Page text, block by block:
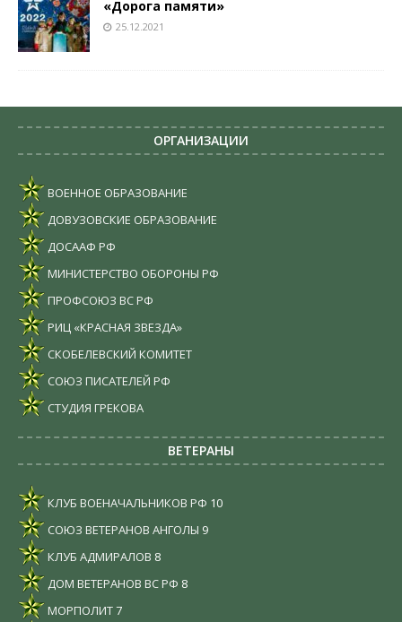
«Дорога памяти»
25.12.2021
ОРГАНИЗАЦИИ
ВОЕННОЕ ОБРАЗОВАНИЕ
ДОВУЗОВСКИЕ ОБРАЗОВАНИЕ
ДОСААФ РФ
МИНИСТЕРСТВО ОБОРОНЫ РФ
ПРОФСОЮЗ ВС РФ
РИЦ «КРАСНАЯ ЗВЕЗДА»
СКОБЕЛЕВСКИЙ КОМИТЕТ
СОЮЗ ПИСАТЕЛЕЙ РФ
СТУДИЯ ГРЕКОВА
ВЕТЕРАНЫ
КЛУБ ВОЕНАЧАЛЬНИКОВ РФ 10
СОЮЗ ВЕТЕРАНОВ АНГОЛЫ 9
КЛУБ АДМИРАЛОВ 8
ДОМ ВЕТЕРАНОВ ВС РФ 8
МОРПОЛИТ7